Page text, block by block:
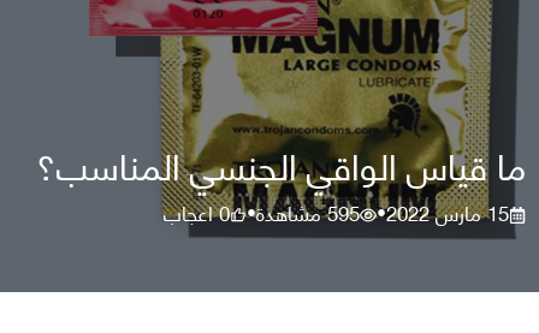
ما قياس الواقي الجنسي المناسب؟
15 مارس 2022 •
595مشاهدة•
0اعجاب